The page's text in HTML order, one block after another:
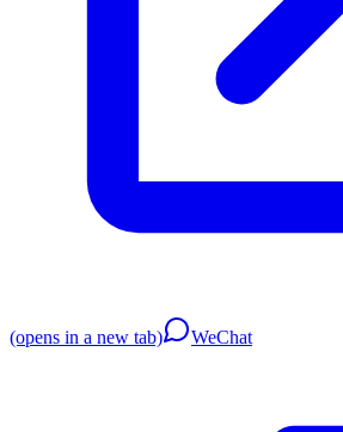
(opens in a new tab) WeChat